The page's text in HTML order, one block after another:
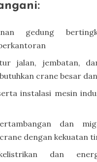
gedung
jalan, jembatan,
crane besar
instalasi mesin
dan
dengan kekuatan
dan